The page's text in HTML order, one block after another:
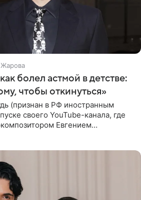
болел астмой в детстве:
чтобы откинуться»
(признан в РФ иностранным
своего YouTube-канала, где
Евгением